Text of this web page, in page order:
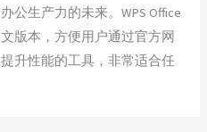
公生产力的未来。WPS Office
版本，方便用户通过官方网
升性能的工具，非常适合任